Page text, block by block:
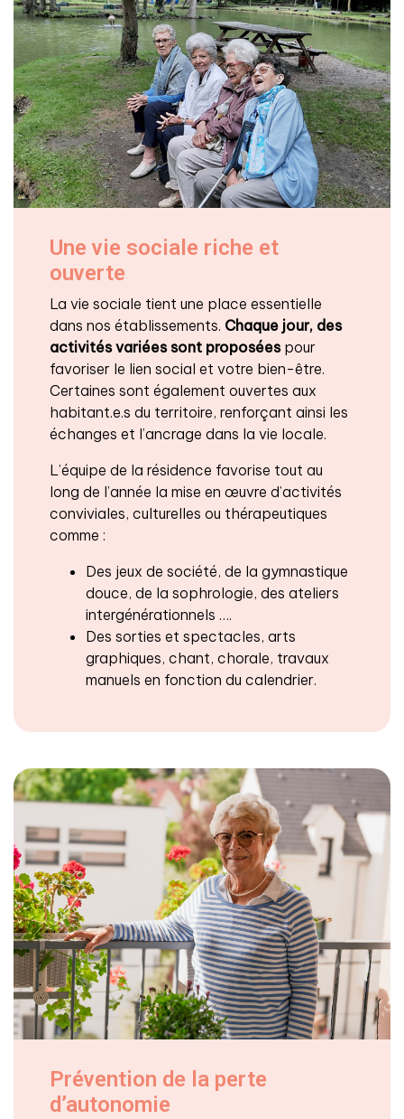
Une vie sociale riche et
ouverte
La vie sociale tient une place essentielle
dans nos établissements. Chaque jour, des
activités variées sont proposéespour
favoriser le lien social et votre bien-être.
Certaines sont également ouvertes aux
habitant.e.s du territoire, renforçant ainsi les
échanges et l’ancrage dans la vie locale.
L’équipe de la résidence favorise tout au
long de l’année la mise en œuvre d’activités
conviviales, culturelles ou thérapeutiques
comme :
Des jeux de société, de la gymnastique
douce, de la sophrologie, des ateliers
intergénérationnels ….
Des sorties et spectacles, arts
graphiques, chant, chorale, travaux
manuels en fonction du calendrier.
Prévention de la perte
d’autonomie